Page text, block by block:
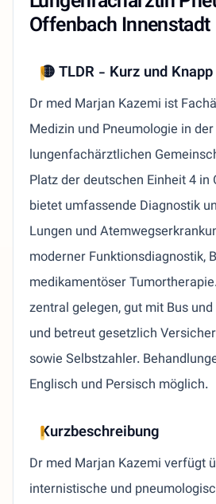
Offenbach Innenstadt
🟡 TLDR - Kurz und Knapp
Dr med Marjan Kazemi ist
Medizin und Pneumologie in der
lungenfachärztlichen
Platz der deutschen Einheit 4 in
bietet umfassende Diagnostik
Lungen und
moderner Funktionsdiagnostik,
medikamentöser
zentral gelegen, gut mit Bus
und betreut gesetzlich
sowie Selbstzahler.
Englisch und Persisch möglich.
Kurzbeschreibung
Dr med Marjan Kazemi verfügt
internistische und